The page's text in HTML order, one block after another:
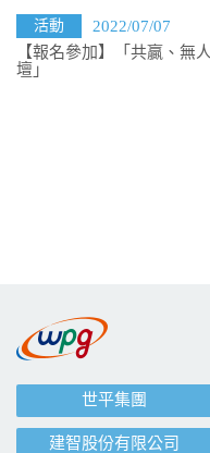
2022/07/07
活動
【報名參加】「共贏、無
壇」
世平集團
建智股份有限公司